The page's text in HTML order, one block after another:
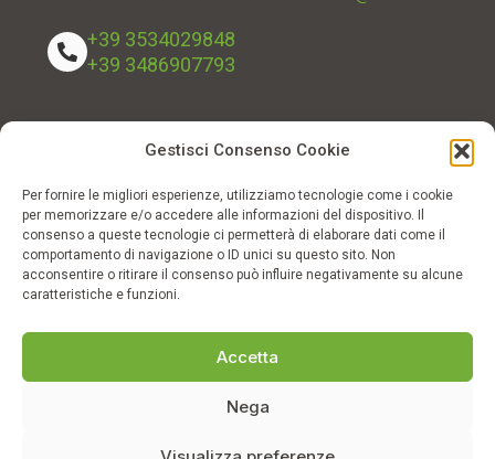
Gestisci Consenso Cookie
Per fornire le migliori esperienze, utilizziamo tecnologie come i cookie
per memorizzare e/o accedere alle informazioni del dispositivo. Il
consenso a queste tecnologie ci permetterà di elaborare dati come il
comportamento di navigazione o ID unici su questo sito. Non
acconsentire o ritirare il consenso può influire negativamente su alcune
caratteristiche e funzioni.
Accetta
Nega
+39 3534029848
+39 3486907793
Associazione Nazionale Operatori Professionali
Terapie Forestali in Foreste Italiane e in Outdoor
Education Associazione di Promozione Sociale
©2026 Asso TeFFIt–OE
operatori professionali